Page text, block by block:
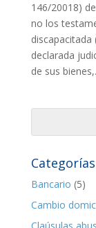
146/20018)
no los
declarada
de sus
Categorías
Bancario (5)
Cambio